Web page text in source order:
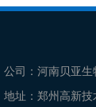
公司：河南贝亚生
地址：郑州高新技